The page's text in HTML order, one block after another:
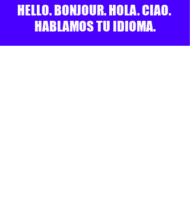
HELLO. BONJOUR. HOLA. CIAO.
HABLAMOS TU IDIOMA.